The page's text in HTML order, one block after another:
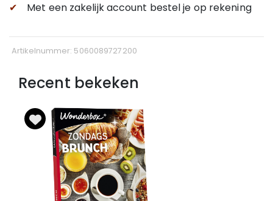
✔
Met een zakelijk account bestel je op rekening
Artikelnummer: 5060089727200
Recent bekeken